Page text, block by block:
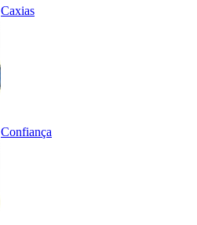
Caxias
Confiança